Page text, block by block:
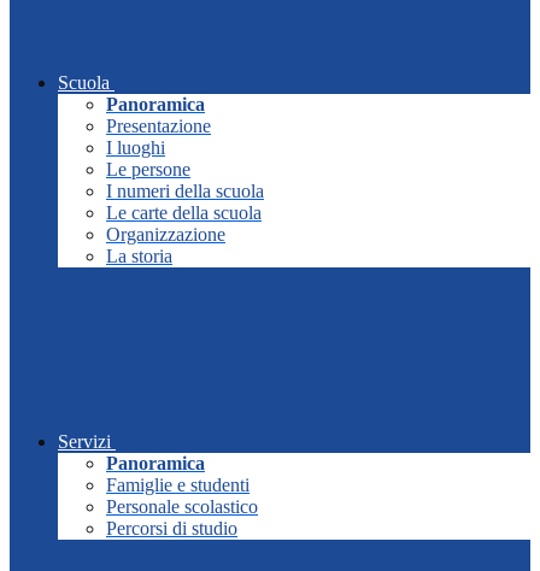
Scuola
Panoramica
Presentazione
I luoghi
Le persone
I numeri della scuola
Le carte della scuola
Organizzazione
La storia
Servizi
Panoramica
Famiglie e studenti
Personale scolastico
Percorsi di studio